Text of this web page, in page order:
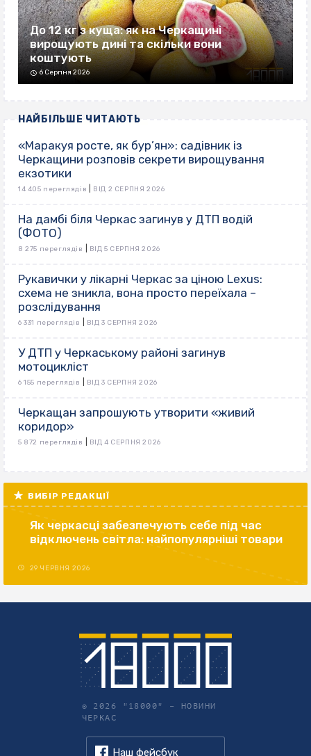
До 12 кг з куща: як на Черкащині
вирощують дині та скільки вони
коштують
6 Серпня 2026
НАЙБІЛЬШЕ ЧИТАЮТЬ
«Маракуя росте, як бур’ян»: садівник із
Черкащини розповів секрети вирощування
екзотики
14 405 переглядів ВІД 2 СЕРПНЯ 2026
На дамбі біля Черкас загинув у ДТП водій
(ФОТО)
8 275 переглядів ВІД 5 СЕРПНЯ 2026
Рукавички у лікарні Черкас за ціною Lexus:
схема не зникла, вона просто переїхала –
розслідування
6 331 переглядів ВІД 3 СЕРПНЯ 2026
У ДТП у Черкаському районі загинув
мотоцикліст
6 155 переглядів ВІД 3 СЕРПНЯ 2026
Черкащан запрошують утворити «живий
коридор»
5 872 переглядів ВІД 4 СЕРПНЯ 2026
ВИБІР РЕДАКЦІЇ
Як черкасці забезпечують себе під час
відключень світла: найпопулярніші товари
29 ЧЕРВНЯ 2026
© 2026 "18000" – НОВИНИ
ЧЕРКАС
Наш фейсбук